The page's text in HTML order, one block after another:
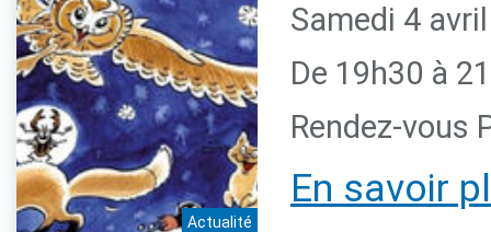
Actualité
Samedi 4
De 19h30 à
Rendez-vous
En savoir